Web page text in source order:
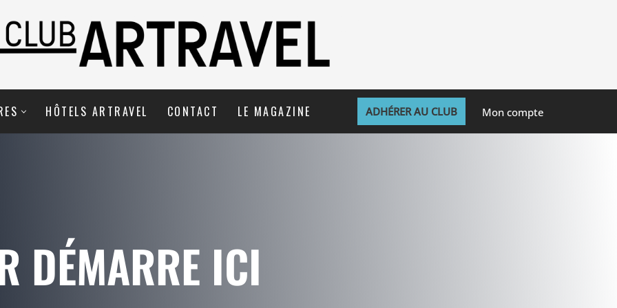
HÔTELS ARTRAVEL CONTACT LE MAGAZINE ADHÉRER AU CLUB Mon compte
DÉMARRE ICI